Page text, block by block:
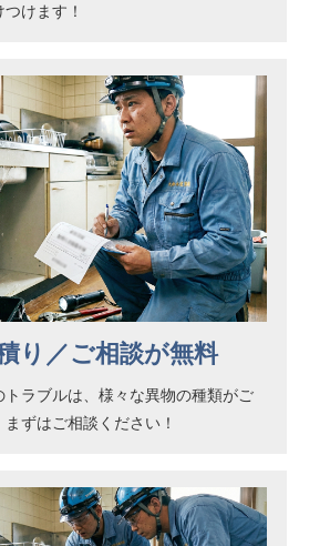
けます！
り／ご相談が無料
トラブルは、様々な異物の種類がご
ずはご相談ください！